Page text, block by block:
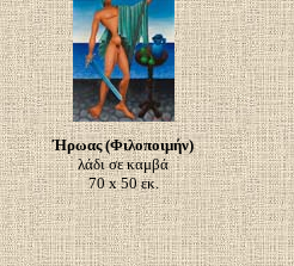
Ήρωας (Φιλοποιμήν)
λάδι σε καμβά
70 x 50 εκ.